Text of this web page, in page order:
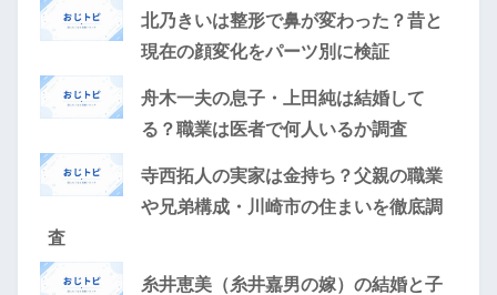
北乃きいは整形で鼻が変わった？昔と
現在の顔変化をパーツ別に検証
舟木一夫の息子・上田純は結婚して
る？職業は医者で何人いるか調査
寺西拓人の実家は金持ち？父親の職業
や兄弟構成・川崎市の住まいを徹底調
査
糸井恵美（糸井嘉男の嫁）の結婚と子